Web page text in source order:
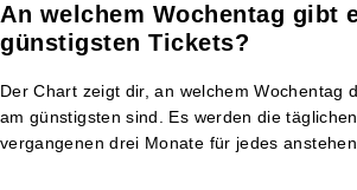
An welchem Wochentag gibt
günstigsten Tickets?
Der Chart zeigt dir, an welchem Wochentag
am günstigsten sind. Es werden die
vergangenen drei Monate für jedes